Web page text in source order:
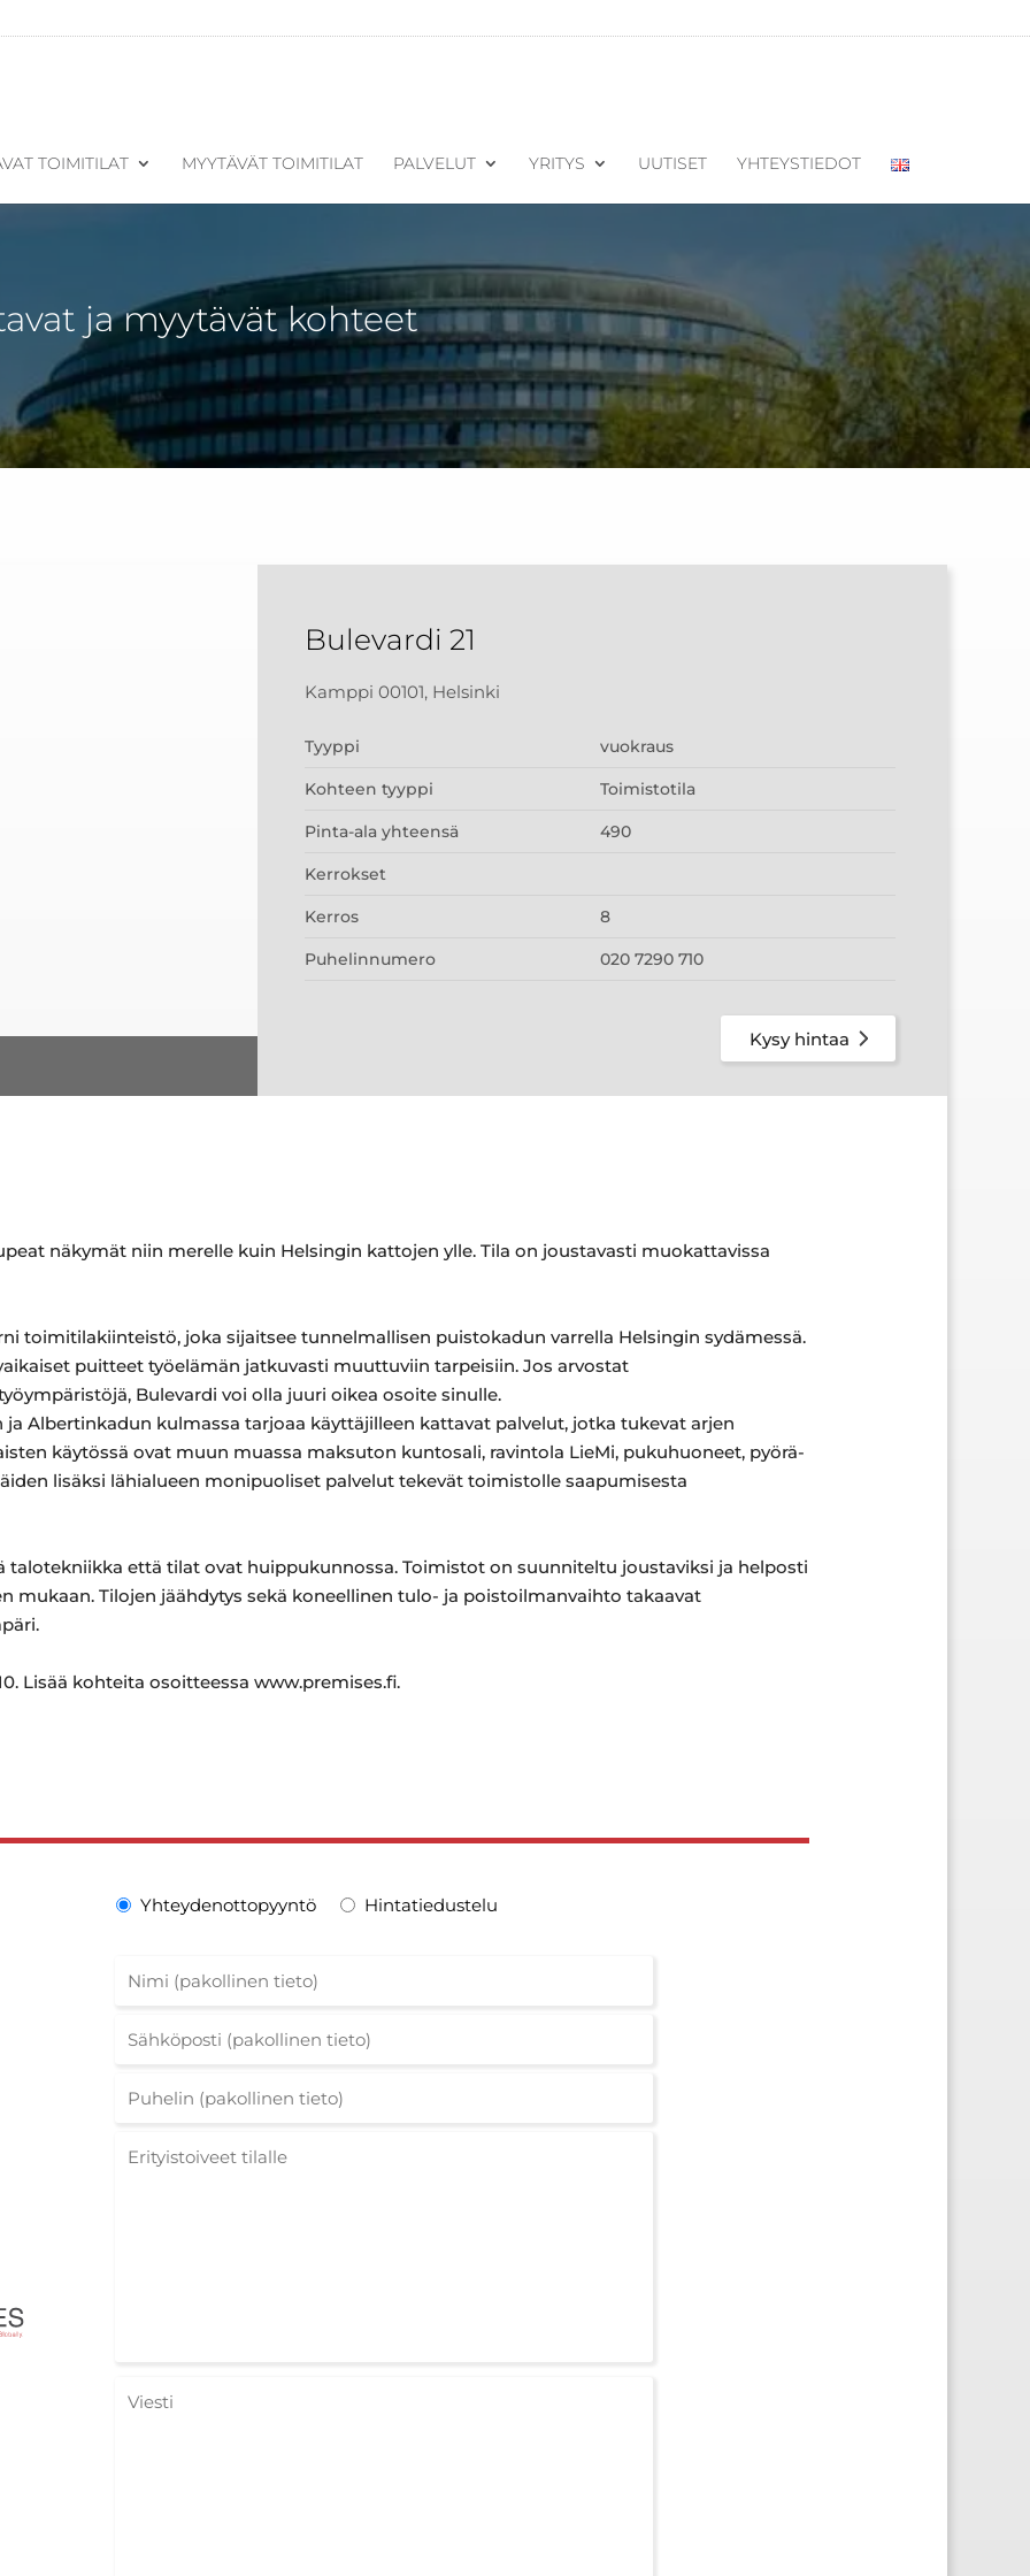
TOIMITILAT MYYTÄVÄT TOIMITILAT PALVELUT YRITYS UUTISET YHTEYSTIEDOT
ja myytävät kohteet
Bulevardi 21
Kamppi 00101, Helsinki
Tyyppi vuokraus
Kohteen tyyppi Toimistotila
Pinta-ala yhteensä 490
Kerrokset
Kerros 8
Puhelinnumero 020 7290 710
Kysy hintaa
näkymät niin merelle kuin Helsingin kattojen ylle. Tila on joustavasti muokattavissa
toimitilakiinteistö, joka sijaitsee tunnelmallisen puistokadun varrella Helsingin sydämessä.
puitteet työelämän jatkuvasti muuttuviin tarpeisiin. Jos arvostat
Bulevardi voi olla juuri oikea osoite sinulle.
Albertinkadun kulmassa tarjoaa käyttäjilleen kattavat palvelut, jotka tukevat arjen
käytössä ovat muun muassa maksuton kuntosali, ravintola LieMi, pukuhuoneet, pyörä-
lisäksi lähialueen monipuoliset palvelut tekevät toimistolle saapumisesta
talotekniikka että tilat ovat huippukunnossa. Toimistot on suunniteltu joustaviksi ja helposti
mukaan. Tilojen jäähdytys sekä koneellinen tulo- ja poistoilmanvaihto takaavat
Lisää kohteita osoitteessa www.premises.fi.
Yhteydenottopyyntö Hintatiedustelu